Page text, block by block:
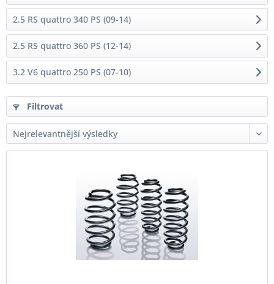
2.5 RS quattro 340 PS (09-14)
2.5 RS quattro 360 PS (12-14)
3.2 V6 quattro 250 PS (07-10)
Filtrovat